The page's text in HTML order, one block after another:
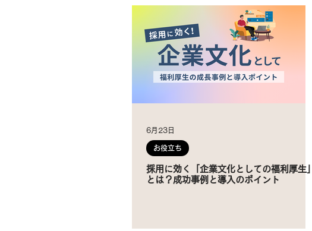
6月23日
お役立ち
採用に効く「企業文化としての福利厚生」
とは？成功事例と導入のポイント